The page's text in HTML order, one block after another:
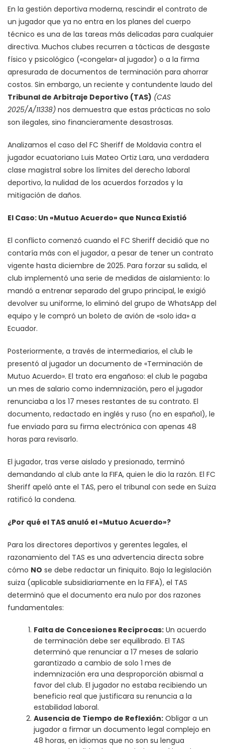
En la gestión deportiva moderna, rescindir el contrato de
un jugador que ya no entra en los planes del cuerpo
técnico es una de las tareas más delicadas para cualquier
directiva. Muchos clubes recurren a tácticas de desgaste
físico y psicológico («congelar» al jugador) o a la firma
apresurada de documentos de terminación para ahorrar
costos. Sin embargo, un reciente y contundente laudo del
Tribunal de Arbitraje Deportivo (TAS) (CAS
2025/A/11338) nos demuestra que estas prácticas no solo
son ilegales, sino financieramente desastrosas.
Analizamos el caso del FC Sheriff de Moldavia contra el
jugador ecuatoriano Luis Mateo Ortiz Lara, una verdadera
clase magistral sobre los límites del derecho laboral
deportivo, la nulidad de los acuerdos forzados y la
mitigación de daños.
El Caso: Un «Mutuo Acuerdo» que Nunca Existió
El conflicto comenzó cuando el FC Sheriff decidió que no
contaría más con el jugador, a pesar de tener un contrato
vigente hasta diciembre de 2025. Para forzar su salida, el
club implementó una serie de medidas de aislamiento: lo
mandó a entrenar separado del grupo principal, le exigió
devolver su uniforme, lo eliminó del grupo de WhatsApp del
equipo y le compró un boleto de avión de «solo ida» a
Ecuador.
Posteriormente, a través de intermediarios, el club le
presentó al jugador un documento de «Terminación de
Mutuo Acuerdo». El trato era engañoso: el club le pagaba
un mes de salario como indemnización, pero el jugador
renunciaba a los 17 meses restantes de su contrato. El
documento, redactado en inglés y ruso (no en español), le
fue enviado para su firma electrónica con apenas 48
horas para revisarlo.
El jugador, tras verse aislado y presionado, terminó
demandando al club ante la FIFA, quien le dio la razón. El FC
Sheriff apeló ante el TAS, pero el tribunal con sede en Suiza
ratificó la condena.
¿Por qué el TAS anuló el «Mutuo Acuerdo»?
Para los directores deportivos y gerentes legales, el
razonamiento del TAS es una advertencia directa sobre
cómo NO se debe redactar un finiquito. Bajo la legislación
suiza (aplicable subsidiariamente en la FIFA), el TAS
determinó que el documento era nulo por dos razones
fundamentales:
Falta de Concesiones Recíprocas: Un acuerdo
de terminación debe ser equilibrado. El TAS
determinó que renunciar a 17 meses de salario
garantizado a cambio de solo 1 mes de
indemnización era una desproporción abismal a
favor del club. El jugador no estaba recibiendo un
beneficio real que justificara su renuncia a la
estabilidad laboral.
Ausencia de Tiempo de Reflexión: Obligar a un
jugador a firmar un documento legal complejo en
48 horas, en idiomas que no son su lengua